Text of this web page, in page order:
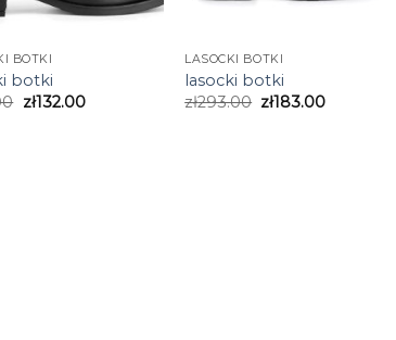
BOTKI
botki
zł132.00
LASOCKI BOTKI
lasocki botki
zł293.00 zł183.00